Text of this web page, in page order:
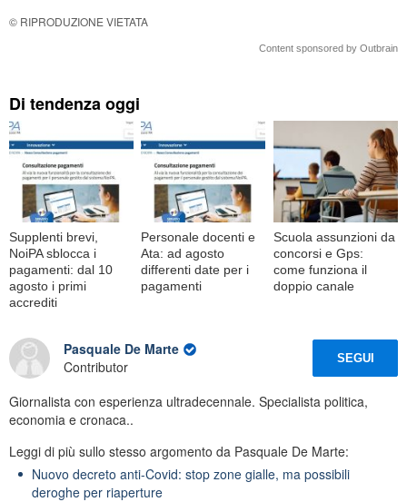
© RIPRODUZIONE VIETATA
Content sponsored by Outbrain
Di tendenza oggi
Supplenti brevi,
NoiPA sblocca i
pagamenti: dal 10
agosto i primi
accrediti
Personale docenti e
Ata: ad agosto
differenti date per i
pagamenti
Scuola assunzioni da
concorsi e Gps:
come funziona il
doppio canale
Pasquale De Marte
Contributor
SEGUI
Giornalista con esperienza ultradecennale. Specialista politica,
economia e cronaca..
Leggi di più sullo stesso argomento da Pasquale De Marte:
Nuovo decreto anti-Covid: stop zone gialle, ma possibili
deroghe per riaperture